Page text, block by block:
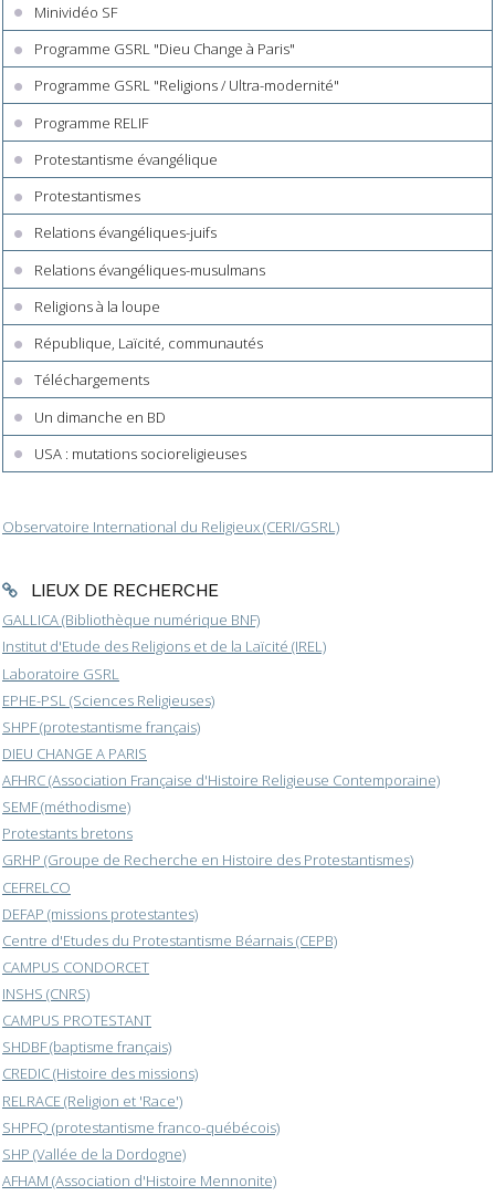
Minividéo SF
Programme GSRL "Dieu Change à Paris"
Programme GSRL "Religions / Ultra-modernité"
Programme RELIF
Protestantisme évangélique
Protestantismes
Relations évangéliques-juifs
Relations évangéliques-musulmans
Religions à la loupe
République, Laïcité, communautés
Téléchargements
Un dimanche en BD
USA : mutations socioreligieuses
Observatoire International du Religieux (CERI/GSRL)
LIEUX DE RECHERCHE
GALLICA (Bibliothèque numérique BNF)
Institut d'Etude des Religions et de la Laïcité (IREL)
Laboratoire GSRL
EPHE-PSL (Sciences Religieuses)
SHPF (protestantisme français)
DIEU CHANGE A PARIS
AFHRC (Association Française d'Histoire Religieuse Contemporaine)
SEMF (méthodisme)
Protestants bretons
GRHP (Groupe de Recherche en Histoire des Protestantismes)
CEFRELCO
DEFAP (missions protestantes)
Centre d'Etudes du Protestantisme Béarnais (CEPB)
CAMPUS CONDORCET
INSHS (CNRS)
CAMPUS PROTESTANT
SHDBF (baptisme français)
CREDIC (Histoire des missions)
RELRACE (Religion et 'Race')
SHPFQ (protestantisme franco-québécois)
SHP (Vallée de la Dordogne)
AFHAM (Association d'Histoire Mennonite)